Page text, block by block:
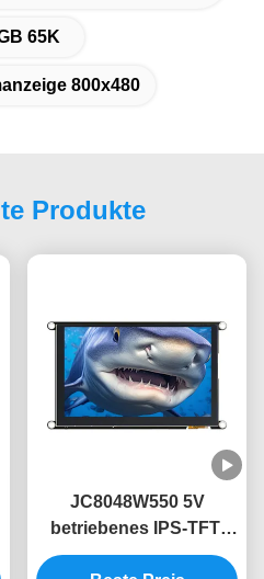
65K
800x480
Produkte
JC8048W550 5V
betriebenes IPS-TFT-
LCD-Modul mit 320mA